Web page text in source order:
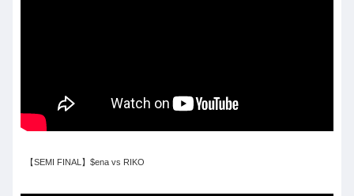
【SEMI FINAL】$ena vs RIKO